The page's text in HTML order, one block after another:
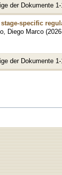
der Dokumente 1-
stage-specific
Diego Marco (
der Dokumente 1-